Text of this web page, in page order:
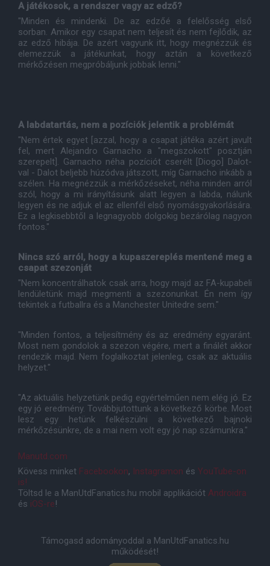
A játékosok, a rendszer vagy az edző?
"Minden és mindenki. De az edzőé a felelősség első
sorban. Amikor egy csapat nem teljesít és nem fejlődik, az
az edző hibája. De azért vagyunk itt, hogy megnézzük és
elemezzük a játékunkat, hogy aztán a következő
mérkőzésen megpróbáljunk jobbak lenni."
A labdatartás, nem a pozíciók jelentik a problémát
"Nem értek egyet [azzal, hogy a csapat játéka azért javult
fel, mert Alejandro Garnacho a "megszokott" posztján
szerepelt]. Garnacho néha pozíciót cserélt [Diogo] Dalot-
val - Dalot beljebb húzódva játszott, míg Garnacho inkább a
szélen. Ha megnézzük a mérkőzéseket, néha minden arról
szól, hogy a mi irányításunk alatt legyen a labda, nálunk
legyen és ne adjuk el az ellenfél első nyomásgyakorlására.
Ez a legkisebbtől a legnagyobb dolgokig bezárólag nagyon
fontos."
Nincs szó arról, hogy a kupaszereplés mentené meg a
csapat szezonját
"Nem koncentrálhatok csak arra, hogy majd az FA-kupabeli
lendületünk majd megmenti a szezonunkat. Én nem így
tekintek a futballra és a Manchester Unitedre sem."
"Minden fontos, a teljesítmény és az eredmény egyaránt.
Most nem gondolok a szezon végére, mert a finálét akkor
rendezik majd. Nem foglalkoztat jelenleg, csak az aktuális
helyzet."
"Az aktuális helyzetünk pedig egyértelműen nem elég jó. Ez
egy jó eredmény. Továbbjutottunk a következő körbe. Most
lesz egy hetünk felkészülni a következő bajnoki
mérkőzésünkre, de a mai nem volt egy jó nap számunkra."
Manutd.com
Kövess minket Facebookon, Instagramon és YouTube-on
is!
Töltsd le a ManUtdFanatics.hu mobil applikációt Androidra
és iOS-re!
Támogasd adományoddal a ManUtdFanatics.hu
működését!